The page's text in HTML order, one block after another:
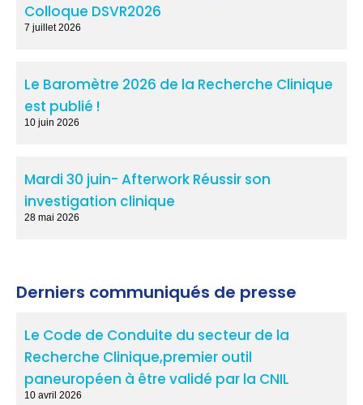
Colloque DSVR2026
7 juillet 2026
Le Baromètre 2026 de la Recherche Clinique
est publié !
10 juin 2026
Mardi 30 juin- Afterwork Réussir son
investigation clinique
28 mai 2026
Derniers communiqués de presse
Le Code de Conduite du secteur de la
Recherche Clinique,premier outil
paneuropéen à être validé par la CNIL
10 avril 2026